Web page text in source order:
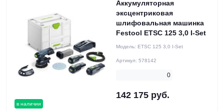
в наличии
Аккумуляторная
эксцентриковая
шлифовальная машинка
Festool ETSC 125 3,0 I-Set
Модель: ETSC 125 3,0 I-Set
Артикул: 578142
0
142 175 руб.